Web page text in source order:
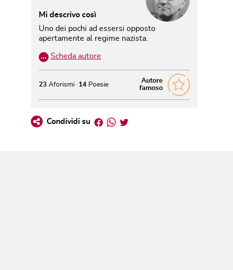
Mi descrivo così
Uno dei pochi ad essersi opposto
apertamente al regime nazista.
… Scheda autore
Autore
famoso
23 Aforismi 14 Poesie
Condividi su Facebook
Whatsapp
Twitter